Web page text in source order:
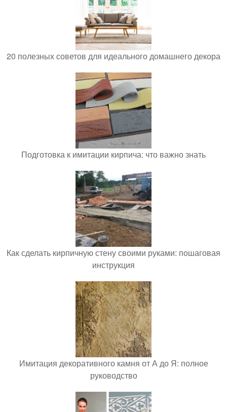
20 полезных советов для идеального домашнего декора
Подготовка к имитации кирпича: что важно знать
Как сделать кирпичную стену своими руками: пошаговая
инструкция
Имитация декоративного камня от А до Я: полное
руководство